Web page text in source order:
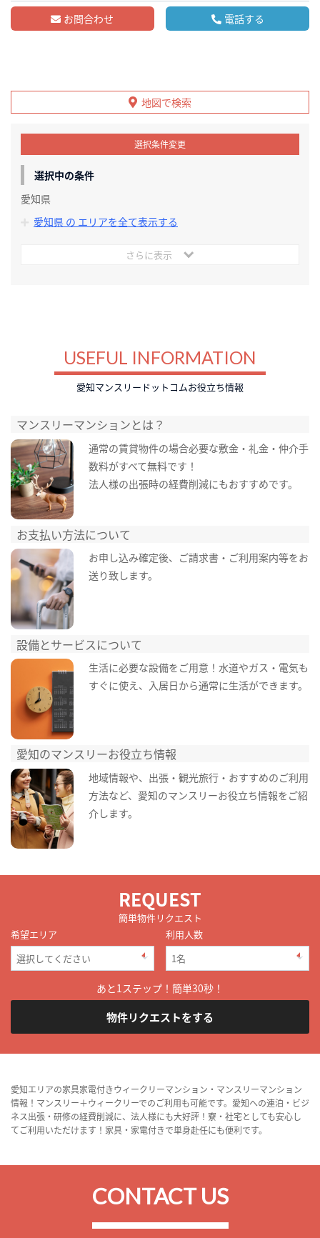
お問合わせ 電話する
地図で検索
選択条件変更
選択中の条件
愛知県
愛知県 の エリアを全て表示する
さらに表示
USEFUL INFORMATION
愛知マンスリードットコムお役立ち情報
マンスリーマンションとは？
通常の賃貸物件の場合必要な敷金・礼金・仲介手
数料がすべて無料です！
法人様の出張時の経費削減にもおすすめです。
お支払い方法について
お申し込み確定後、ご請求書・ご利用案内等をお
送り致します。
設備とサービスについて
生活に必要な設備をご用意！水道やガス・電気も
すぐに使え、入居日から通常に生活ができます。
愛知のマンスリーお役立ち情報
地域情報や、出張・観光旅行・おすすめのご利用
方法など、愛知のマンスリーお役立ち情報をご紹
介します。
REQUEST
簡単物件リクエスト
希望エリア
利用人数
あと1ステップ！簡単30秒！
物件リクエストをする
愛知エリアの家具家電付きウィークリーマンション・マンスリーマンション
情報！マンスリー＋ウィークリーでのご利用も可能です。愛知への連泊・ビジ
ネス出張・研修の経費削減に、法人様にも大好評！寮・社宅としても安心し
てご利用いただけます！家具・家電付きで単身赴任にも便利です。
CONTACT US